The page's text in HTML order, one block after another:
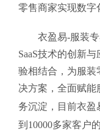
零售商家实现数字
衣盈易-服装
SaaS技术的创新
验相结合，为服装
决方案，全面赋能
务沉淀，目前衣盈
到10000多家客户